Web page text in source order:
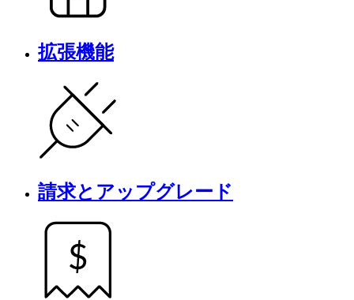
拡張機能
請求とアップグレード